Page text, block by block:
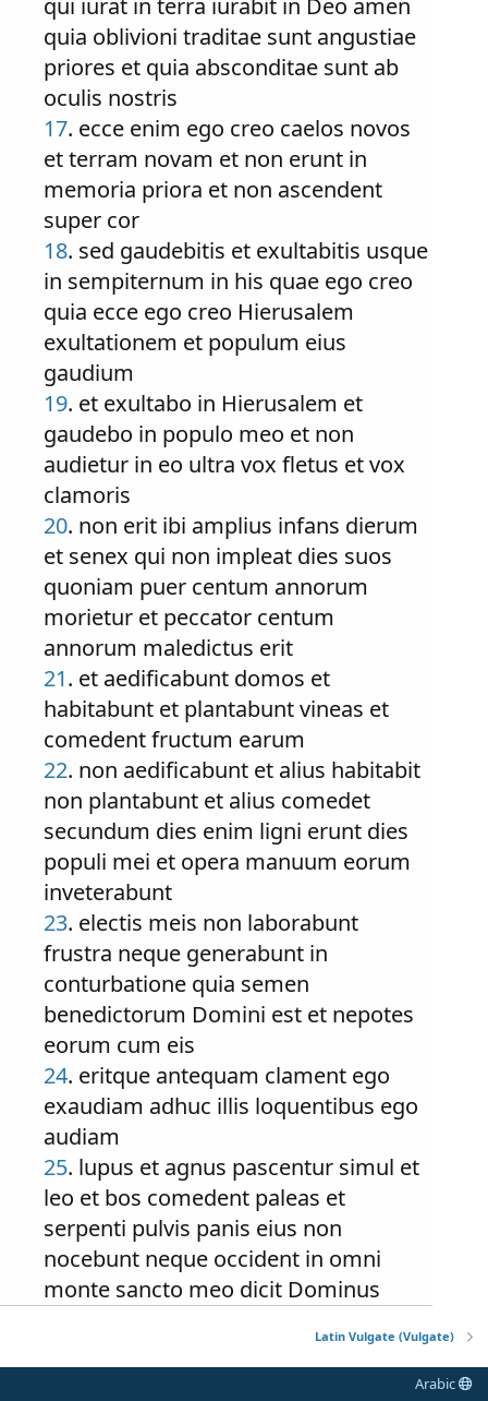
qui iurat in terra iurabit in Deo amen
quia oblivioni traditae sunt angustiae
priores et quia absconditae sunt ab
oculis nostris
17. ecce enim ego creo caelos novos
et terram novam et non erunt in
memoria priora et non ascendent
super cor
18. sed gaudebitis et exultabitis usque
in sempiternum in his quae ego creo
quia ecce ego creo Hierusalem
exultationem et populum eius
gaudium
19. et exultabo in Hierusalem et
gaudebo in populo meo et non
audietur in eo ultra vox fletus et vox
clamoris
20. non erit ibi amplius infans dierum
et senex qui non impleat dies suos
quoniam puer centum annorum
morietur et peccator centum
annorum maledictus erit
21. et aedificabunt domos et
habitabunt et plantabunt vineas et
comedent fructum earum
22. non aedificabunt et alius habitabit
non plantabunt et alius comedet
secundum dies enim ligni erunt dies
populi mei et opera manuum eorum
inveterabunt
23. electis meis non laborabunt
frustra neque generabunt in
conturbatione quia semen
benedictorum Domini est et nepotes
eorum cum eis
24. eritque antequam clament ego
exaudiam adhuc illis loquentibus ego
audiam
25. lupus et agnus pascentur simul et
leo et bos comedent paleas et
serpenti pulvis panis eius non
nocebunt neque occident in omni
monte sancto meo dicit Dominus
Latin Vulgate (Vulgate)